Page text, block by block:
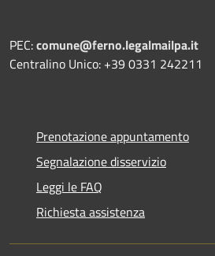
PEC:comune@ferno.legalmailpa.it
Centralino Unico: +39 0331 242211
Prenotazione appuntamento
Segnalazione disservizio
Leggi le FAQ
Richiesta assistenza